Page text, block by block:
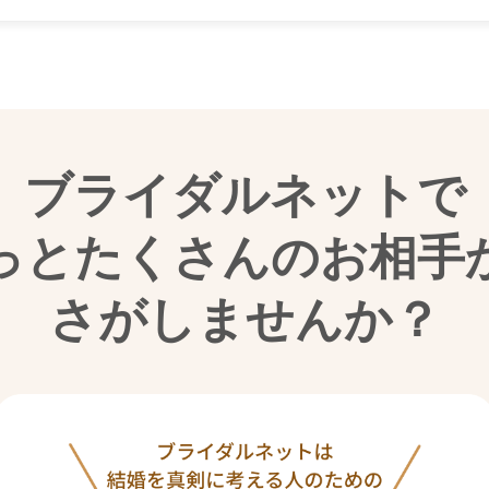
ブライダルネットで
とたくさんのお相手
さがしませんか？